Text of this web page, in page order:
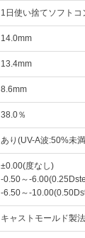
1日使い捨てソフト
14.0mm
13.4mm
8.6mm
38.0％
あり(UV-A波:50%未
±0.00(度なし)
-0.50～-
-6.50～-
キャストモールド製法